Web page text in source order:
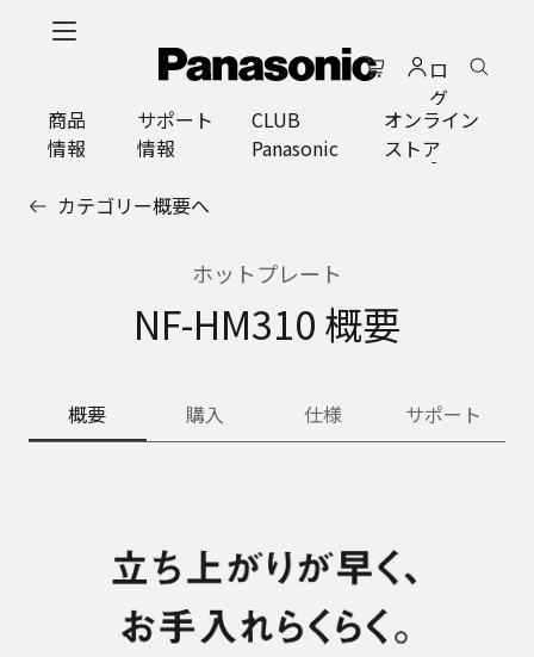
ロ
グ
イ
ン
商品
情報
サポート
情報
CLUB
Panasonic
オンライン
ストア
カテゴリー概要へ
ホットプレート
NF-HM310 概要
概要 購入 仕様 サポート